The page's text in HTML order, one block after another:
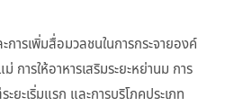
ารเพิ่มสื่อมวลชนในการกระจายองค์
การให้อาหารเสริมระยะหย่านม การ
ยะเริ่มแรก และการบริโภคประเภท